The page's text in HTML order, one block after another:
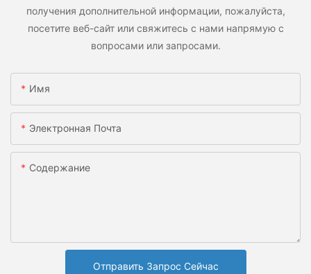
получения дополнительной информации, пожалуйста,
посетите веб-сайт или свяжитесь с нами напрямую с
вопросами или запросами.
Имя
Электронная Почта
Содержание
Отправить Запрос Сейчас